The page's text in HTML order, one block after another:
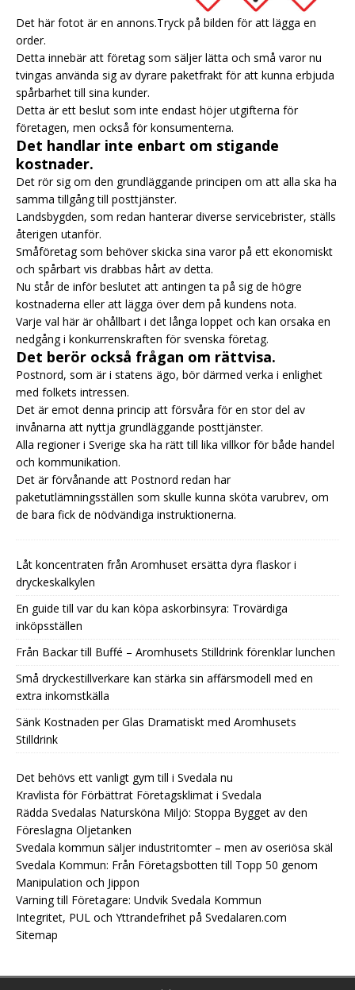
Det här fotot är en annons.Tryck på bilden för att lägga en
order.
Detta innebär att företag som säljer lätta och små varor nu
tvingas använda sig av dyrare paketfrakt för att kunna erbjuda
spårbarhet till sina kunder.
Detta är ett beslut som inte endast höjer utgifterna för
företagen, men också för konsumenterna.
Det handlar inte enbart om stigande
kostnader.
Det rör sig om den grundläggande principen om att alla ska ha
samma tillgång till posttjänster.
Landsbygden, som redan hanterar diverse servicebrister, ställs
återigen utanför.
Småföretag som behöver skicka sina varor på ett ekonomiskt
och spårbart vis drabbas hårt av detta.
Nu står de inför beslutet att antingen ta på sig de högre
kostnaderna eller att lägga över dem på kundens nota.
Varje val här är ohållbart i det långa loppet och kan orsaka en
nedgång i konkurrenskraften för svenska företag.
Det berör också frågan om rättvisa.
Postnord, som är i statens ägo, bör därmed verka i enlighet
med folkets intressen.
Det är emot denna princip att försvåra för en stor del av
invånarna att nyttja grundläggande posttjänster.
Alla regioner i Sverige ska ha rätt till lika villkor för både handel
och kommunikation.
Det är förvånande att Postnord redan har
paketutlämningsställen som skulle kunna sköta varubrev, om
de bara fick de nödvändiga instruktionerna.
Låt koncentraten från Aromhuset ersätta dyra flaskor i
dryckeskalkylen
En guide till var du kan köpa askorbinsyra: Trovärdiga
inköpsställen
Från Backar till Buffé – Aromhusets Stilldrink förenklar lunchen
Små dryckestillverkare kan stärka sin affärsmodell med en
extra inkomstkälla
Sänk Kostnaden per Glas Dramatiskt med Aromhusets
Stilldrink
Det behövs ett vanligt gym till i Svedala nu
Kravlista för Förbättrat Företagsklimat i Svedala
Rädda Svedalas Natursköna Miljö: Stoppa Bygget av den
Föreslagna Oljetanken
Svedala kommun säljer industritomter – men av oseriösa skäl
Svedala Kommun: Från Företagsbotten till Topp 50 genom
Manipulation och Jippon
Varning till Företagare: Undvik Svedala Kommun
Integritet, PUL och Yttrandefrihet på Svedalaren.com
Sitemap